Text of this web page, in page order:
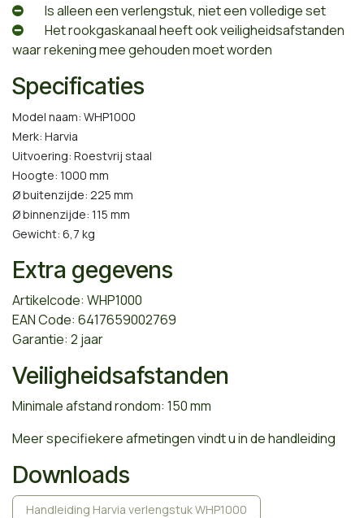
​Is alleen een verlengstuk, niet een volledige set
​Het rookgaskanaal heeft ook veiligheidsafstanden
waar rekening mee gehouden moet worden
Specificaties
Model naam: WHP1000
Merk: Harvia
Uitvoering: Roestvrij staal
Hoogte: 1000 mm
Ø buitenzijde: 225 mm
Ø binnenzijde: 115 mm
Gewicht: 6,7 kg
Extra gegevens
Artikelcode: WHP1000
EAN Code: 6417659002769
Garantie: 2 jaar
Veiligheidsafstanden
Minimale afstand rondom: 150 mm
Meer specifiekere afmetingen vindt u in de handleiding
Downloads
Handleiding Harvia verlengstuk WHP1000